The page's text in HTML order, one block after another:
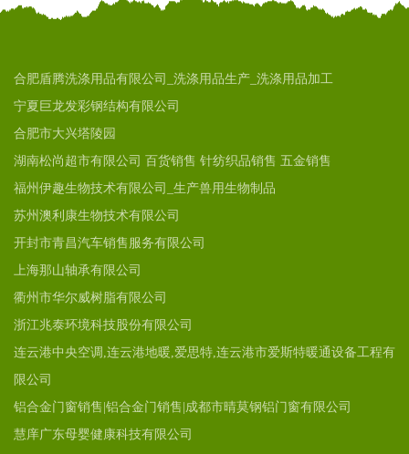
合肥盾腾洗涤用品有限公司_洗涤用品生产_洗涤用品加工
宁夏巨龙发彩钢结构有限公司
合肥市大兴塔陵园
湖南松尚超市有限公司 百货销售 针纺织品销售 五金销售
福州伊趣生物技术有限公司_生产兽用生物制品
苏州澳利康生物技术有限公司
开封市青昌汽车销售服务有限公司
上海那山轴承有限公司
衢州市华尔威树脂有限公司
浙江兆泰环境科技股份有限公司
连云港中央空调,连云港地暖,爱思特,连云港市爱斯特暖通设备工程有
限公司
铝合金门窗销售|铝合金门销售|成都市晴莫钢铝门窗有限公司
慧庠广东母婴健康科技有限公司